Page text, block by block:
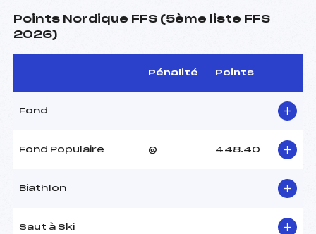
Points Nordique FFS (5ème liste FFS
2026)
Pénalité Points
Fond
Fond Populaire @ 448.40
Biathlon
Saut à Ski